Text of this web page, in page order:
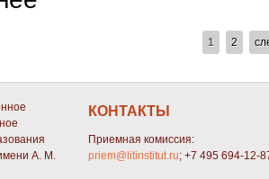
1 2
А. М.
КОНТАКТЫ
Приемная комиссия:
priem@litinstitut.ru; +7 495 694-12-